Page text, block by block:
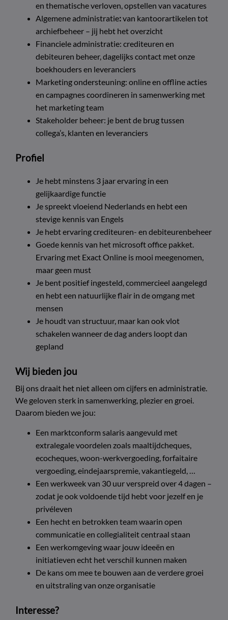
en thematische verloven, opstellen van vacatures
Algemene administratie:van kantoorartikelen tot
archiefbeheer – jij hebt het overzicht
Financiele administratie: crediteuren en
debiteuren beheer, dagelijks contact met onze
boekhouders en leveranciers
Marketing ondersteuning: online en offline acties
en campagnes coordineren in samenwerking met
het marketing team
Stakeholder beheer: je bent de brug tussen
collega’s, klanten en leveranciers
Profiel
Je hebt minstens 3 jaar ervaring in een
gelijkaardige functie
Je spreekt vloeiend Nederlands en hebt een
stevige kennis van Engels
Je hebt ervaring crediteuren- en debiteurenbeheer
Goede kennis van het microsoft office pakket.
Ervaring met Exact Online is mooi meegenomen,
maar geen must
Je bent positief ingesteld, commercieel aangelegd
en hebt een natuurlijke flair in de omgang met
mensen
Je houdt van structuur, maar kan ook vlot
schakelen wanneer de dag anders loopt dan
gepland
Wij bieden jou
Bij ons draait het niet alleen om cijfers en administratie.
We geloven sterk in samenwerking, plezier en groei.
Daarom bieden we jou:
Een marktconform salaris aangevuld met
extralegale voordelen zoals maaltijdcheques,
ecocheques, woon-werkvergoeding, forfaitaire
vergoeding, eindejaarspremie, vakantiegeld, …
Een werkweek van 30 uur verspreid over 4 dagen –
zodat je ook voldoende tijd hebt voor jezelf en je
privéleven
Een hecht en betrokken team waarin open
communicatie en collegialiteit centraal staan
Een werkomgeving waar jouw ideeën en
initiatieven echt het verschil kunnen maken
De kans om mee te bouwen aan de verdere groei
en uitstraling van onze organisatie
Interesse?